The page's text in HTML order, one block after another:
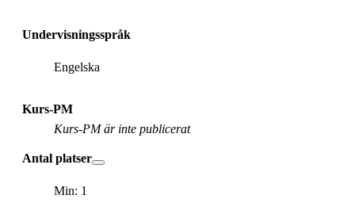
Undervisningsspråk
Engelska
Kurs-PM
Kurs-PM är inte publicerat
Antal platser
Min: 1